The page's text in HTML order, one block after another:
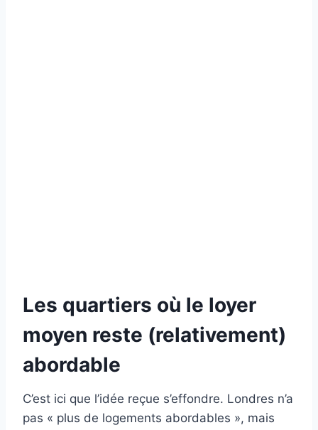
Les quartiers où le loyer
moyen reste (relativement)
abordable
C’est ici que l’idée reçue s’effondre. Londres n’a
pas « plus de logements abordables », mais